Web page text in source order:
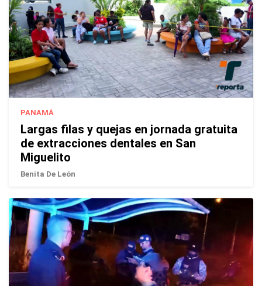
PANAMÁ
Largas filas y quejas en jornada gratuita
de extracciones dentales en San
Miguelito
Benita De León